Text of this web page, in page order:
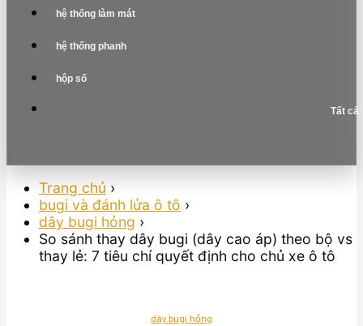
hệ thống làm mát
hệ thống phanh
hộp số
Tất cả
Trang chủ ›
bugi và đánh lửa ô tô ›
dây bugi hỏng ›
So sánh thay dây bugi (dây cao áp) theo bộ vs
thay lẻ: 7 tiêu chí quyết định cho chủ xe ô tô
dây bugi hỏng